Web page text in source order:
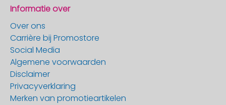
Informatie over
Over ons
Carrière bij Promostore
Social Media
Algemene voorwaarden
Disclaimer
Privacyverklaring
Merken van promotieartikelen